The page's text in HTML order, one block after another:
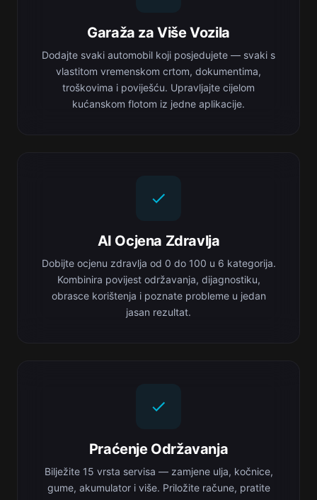
Garaža za Više Vozila
Dodajte svaki automobil koji posjedujete — svaki s
vlastitom vremenskom crtom, dokumentima,
troškovima i poviješću. Upravljajte cijelom
kućanskom flotom iz jedne aplikacije.
AI Ocjena Zdravlja
Dobijte ocjenu zdravlja od 0 do 100 u 6 kategorija.
Kombinira povijest održavanja, dijagnostiku,
obrasce korištenja i poznate probleme u jedan
jasan rezultat.
Praćenje Održavanja
Bilježite 15 vrsta servisa — zamjene ulja, kočnice,
gume, akumulator i više. Priložite račune, pratite